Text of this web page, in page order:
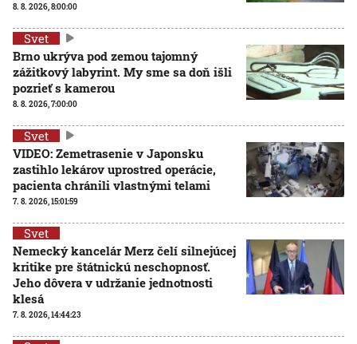
8. 8. 2026, 8:00:00
Svet
Brno ukrýva pod zemou tajomný
zážitkový labyrint. My sme sa doň išli
pozrieť s kamerou
8. 8. 2026, 7:00:00
Svet
VIDEO: Zemetrasenie v Japonsku
zastihlo lekárov uprostred operácie,
pacienta chránili vlastnými telami
7. 8. 2026, 15:01:59
Svet
Nemecký kancelár Merz čelí silnejúcej
kritike pre štátnickú neschopnosť.
Jeho dôvera v udržanie jednotnosti
klesá
7. 8. 2026, 14:44:23